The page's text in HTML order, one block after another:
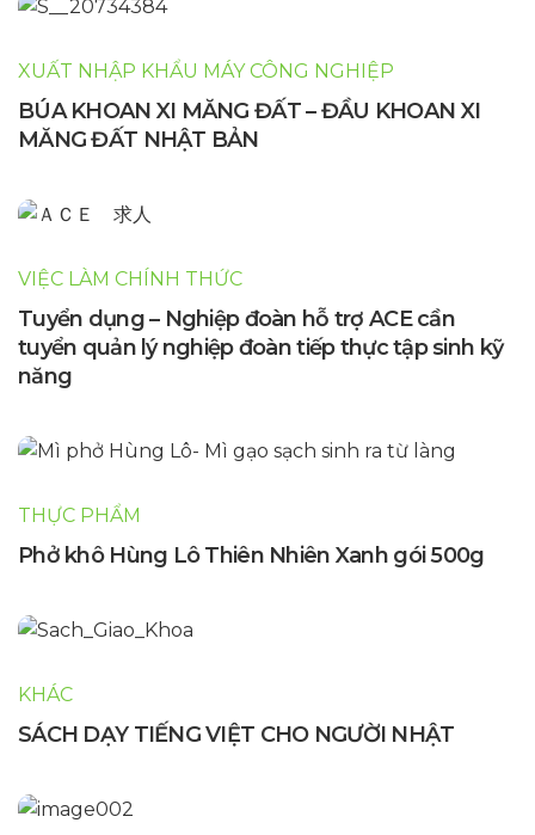
XUẤT NHẬP KHẨU MÁY CÔNG NGHIỆP
BÚA KHOAN XI MĂNG ĐẤT – ĐẦU KHOAN XI
MĂNG ĐẤT NHẬT BẢN
VIỆC LÀM CHÍNH THỨC
Tuyển dụng – Nghiệp đoàn hỗ trợ ACE cần
tuyển quản lý nghiệp đoàn tiếp thực tập sinh kỹ
năng
THỰC PHẨM
Phở khô Hùng Lô Thiên Nhiên Xanh gói 500g
KHÁC
SÁCH DẠY TIẾNG VIỆT CHO NGƯỜI NHẬT